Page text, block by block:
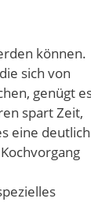
können.
sich von
genügt
spart Zeit,
eine